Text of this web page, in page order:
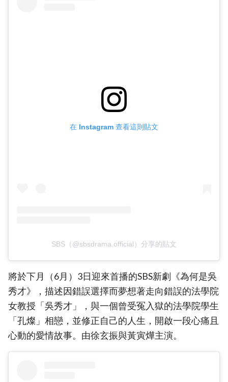
在 Instagram 查看這則貼文
SBS（@sbsdrama.official）分享的貼文
將於下月（6月）3日迎來首播的SBS新劇《為何是吳
秀才》，描述因錯誤選擇而夢想著走向錯誤的法學院
女教授「吳秀才」，與一個曾受冤入獄的法學院學生
「孔燦」相戀，並修正自己的人生，開啟一段心痛且
心動的愛情故事。由徐玄振與黃寅燁主演。